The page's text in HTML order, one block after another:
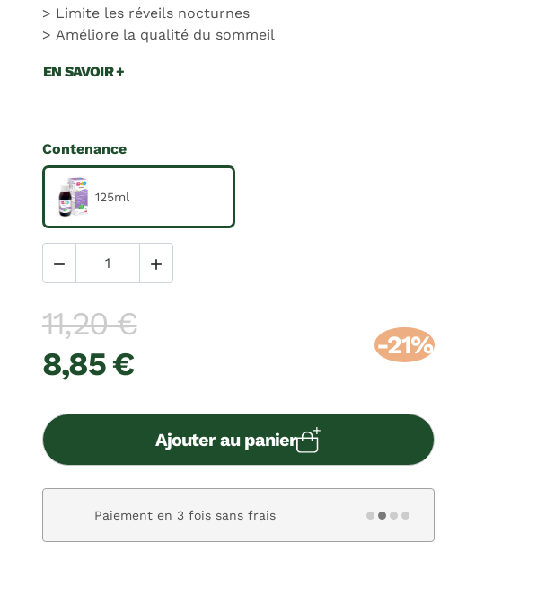
Limite les réveils nocturnes
Améliore la qualité du sommeil
EN SAVOIR +
Contenance
125ml
 
11,20 €
8,85 €
-21%
Ajouter au panier
Paiement en 3 fois sans frais